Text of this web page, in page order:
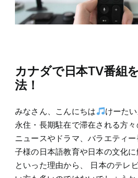
カナダで日本TV番組
法！
みなさん、こんにちは けーた
永住・長期駐在で滞在される方
ニュースやドラマ、バラエティ
子様の日本語教育や日本の文化
といった理由から、 日本のテレ